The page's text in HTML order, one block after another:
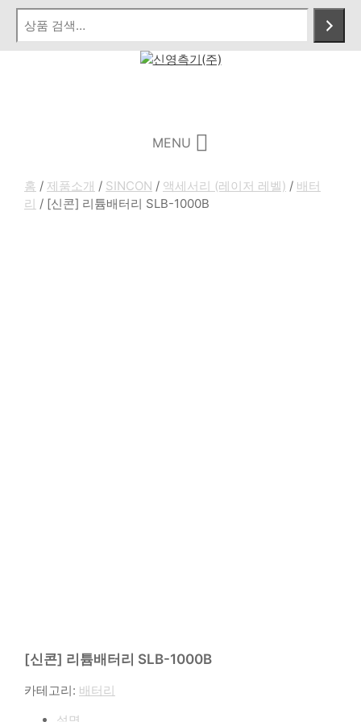
Skip
content
MENU
홈 / 제품소개 / SINCON / 액세서리 (레이저 레벨) / 배터
리 / [신콘] 리튬배터리 SLB-1000B
[신콘] 리튬배터리 SLB-1000B
카테고리: 배터리